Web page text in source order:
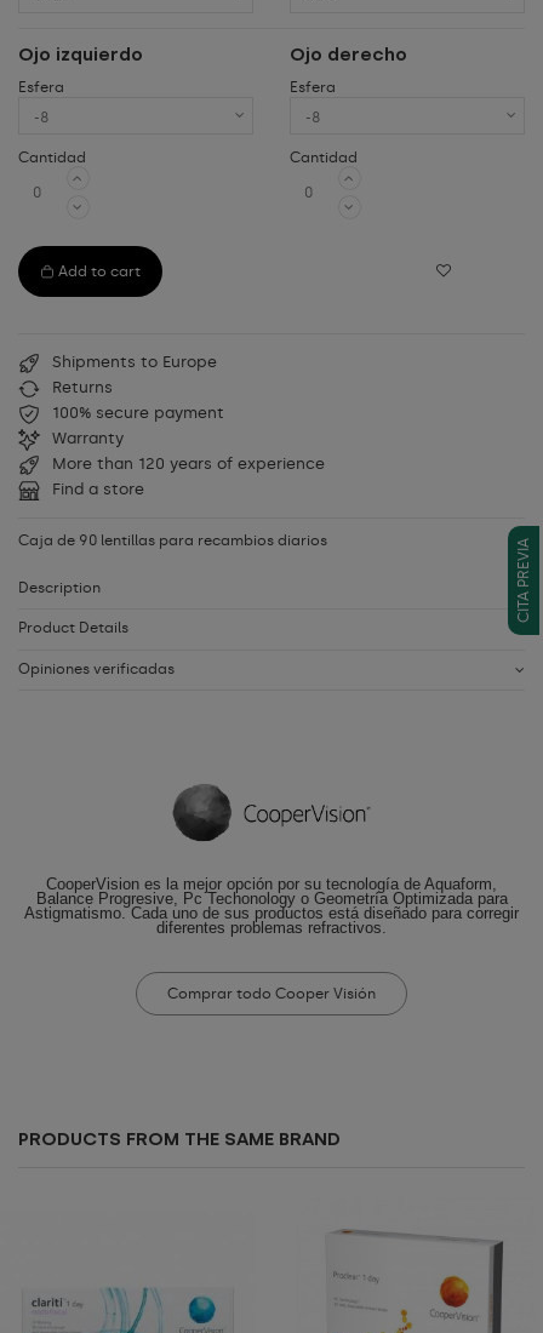
CITA PREVIA
Ojo izquierdo
Esfera
Cantidad
Ojo derecho
Esfera
Cantidad
Add to cart
Shipments to Europe
Returns
100% secure payment
Warranty
More than 120 years of experience
Find a store
Caja de 90 lentillas para recambios diarios
Description
Product Details
Opiniones verificadas
CooperVision es la mejor opción por su tecnología de Aquaform,
Balance Progresive, Pc Techonology o Geometría Optimizada para
Astigmatismo. Cada uno de sus productos está diseñado para corregir
diferentes problemas refractivos.
Comprar todo Cooper Visión
PRODUCTS FROM THE SAME BRAND